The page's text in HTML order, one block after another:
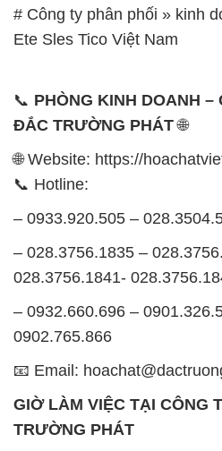
# Công ty phân phối » kinh
Ete Sles Tico Việt Nam
📞 PHÒNG KINH DOANH –
ĐẮC TRƯỜNG PHÁT🌐
🌐 Website: https://
📞 Hotline:
– 0933.920.505 –
– 028.3756.1835 –
028.3756.1841-
– 0932.660.696 –
0902.765.866
📧 Email:
GIỜ LÀM VIỆC TẠI CÔNG
TRƯỜNG PHÁT